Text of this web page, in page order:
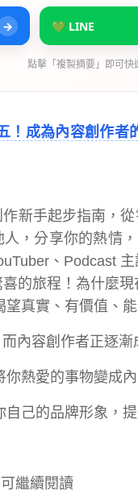
→ 💚 LINE
點擊「複製摘要」即可快
！成為內容創作者
新手起步指南，
，分享你的熱情
、Podcast
的旅程！為什麼
真實、有價值、
內容創作者正逐
熱愛的事物變成
己的品牌形象，
繼續閱讀